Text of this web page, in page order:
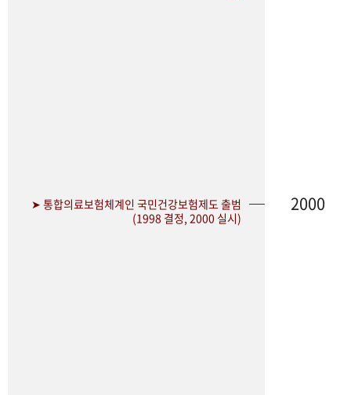
➤ 통합의료보험체계인 국민건강보험제도 출범
(1998 결정, 2000 실시)
2000